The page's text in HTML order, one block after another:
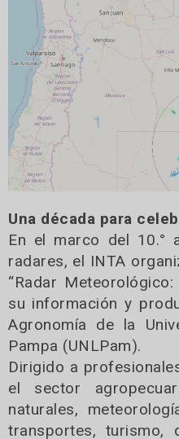
Una década para
En el marco del 10.°
radares, el INTA
“Radar
su información y
Agronomía de la
Pampa (UNLPam).
Dirigido a
el sector
naturales,
transportes, turismo,